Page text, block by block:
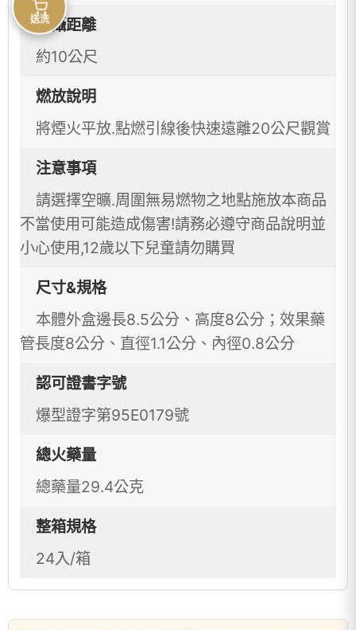
拍攝距離
約10公尺
燃放說明
將煙火平放.點燃引線後快速遠離20公尺觀賞
注意事項
請選擇空曠.周圍無易燃物之地點施放本商品
不當使用可能造成傷害!請務必遵守商品說明並
小心使用,12歲以下兒童請勿購買
尺寸&規格
本體外盒邊長8.5公分、高度8公分；效果藥
管長度8公分、直徑1.1公分、內徑0.8公分
認可證書字號
爆型證字第95E0179號
總火藥量
總藥量29.4公克
整箱規格
24入/箱
送洗